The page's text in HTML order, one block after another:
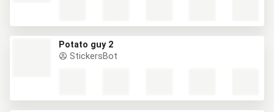
Potato guy 2
StickersBot